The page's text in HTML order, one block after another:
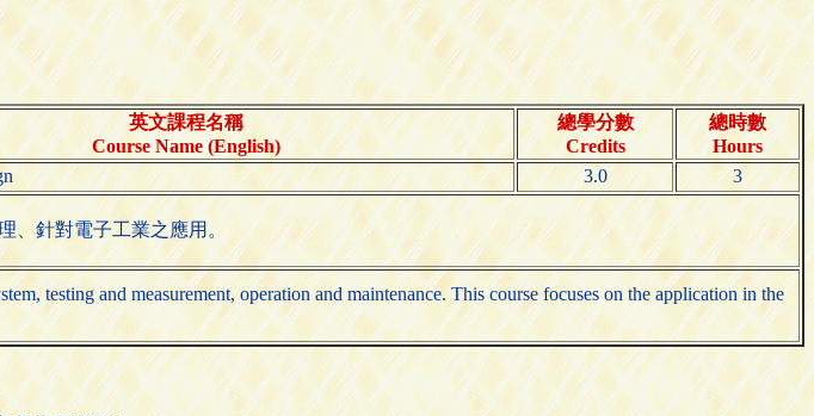
英文課程名稱
Course Name (English)
總學分數
Credits
總時數
Hours
3.0
3
、針對電子工業之應用。
testing and measurement, operation and maintenance. This course focuses on the application in the